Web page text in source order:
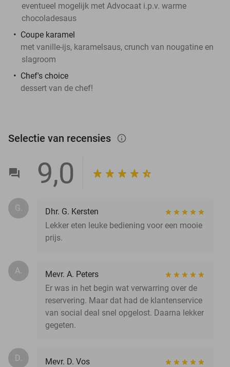
eventueel mogelijk met Advocaat i.p.v. warme
chocoladesaus
Coupe karamel
met vanille-ijs, karamelsaus, crunch van nougatine en
slagroom
Chef's choice
dessert van de chef!
Selectie van recensies info_outlined
9,0
G.
Dhr. G. Kersten
Lekker eten leuke bediening voor een mooie
prijs.
A.
Mevr. A. Peters
Er was in het begin wat verwarring over de
reservering. Maar dat had de klantenservice
van social deal snel opgelost. Daarna lekker
gegeten.
D.
Mevr. D. Vos